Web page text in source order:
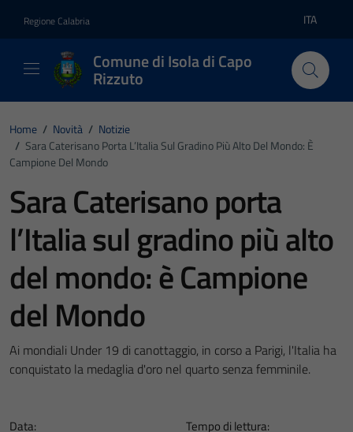
Regione Calabria Lingua
ITA
Comune di Isola di Capo
Rizzuto
Home / Novità / Notizie
/ Sara Caterisano Porta L’Italia Sul Gradino Più Alto Del Mondo: È
Campione Del Mondo
Sara Caterisano porta
l’Italia sul gradino più alto
del mondo: è Campione
del Mondo
Ai mondiali Under 19 di canottaggio, in corso a Parigi, l'Italia ha
conquistato la medaglia d'oro nel quarto senza femminile.
Data: Tempo di lettura: